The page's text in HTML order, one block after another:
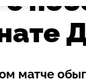
матче